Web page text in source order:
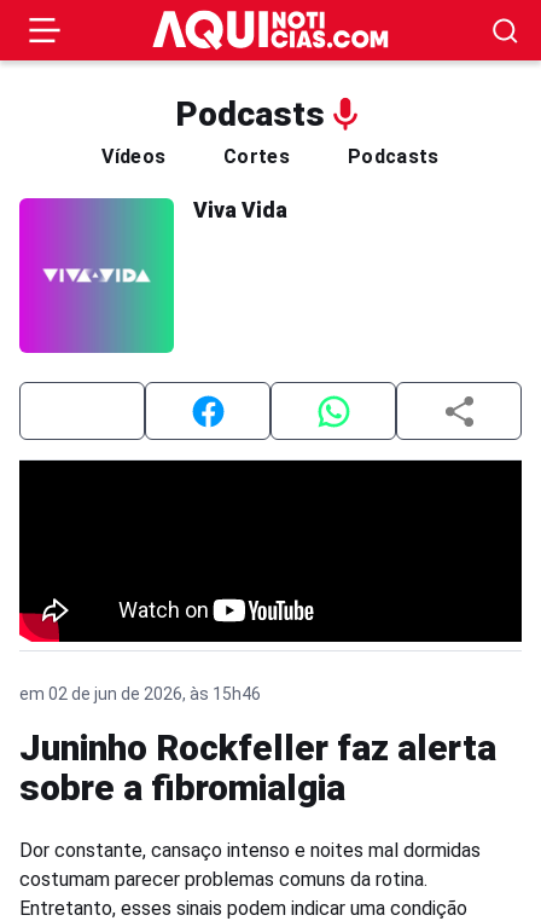
Podcasts
Vídeos Cortes Podcasts
Viva Vida
em 02 de jun de 2026, às 15h46
Juninho Rockfeller faz alerta
sobre a fibromialgia
Dor constante, cansaço intenso e noites mal dormidas
costumam parecer problemas comuns da rotina.
Entretanto, esses sinais podem indicar uma condição